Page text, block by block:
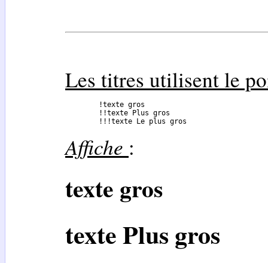
Les titres utilisent le
	!!!texte Le plus gros
Affiche :
texte gros
texte Plus gros